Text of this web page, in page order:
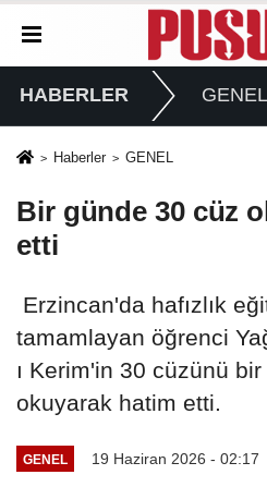
HABERLER GENEL
Haberler GENEL
Bir günde 30 cüz
etti
Erzincan'da hafızlık
tamamlayan öğrenci
ı Kerim'in 30 cüzünü
okuyarak hatim etti.
GENEL 19 Haziran 2026 - 02:17